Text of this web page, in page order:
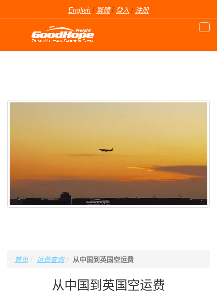
English / 繁體/ 登入 / 注册
首页 运费查询 从中国到英国空运费
从中国到英国空运费